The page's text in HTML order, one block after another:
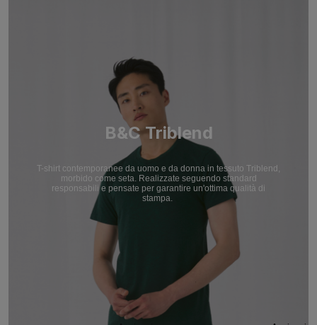
B&C Triblend
T-shirt contemporanee da uomo e da donna in tessuto Triblend,
morbido come seta. Realizzate seguendo standard
responsabili e pensate per garantire un'ottima qualità di
stampa.